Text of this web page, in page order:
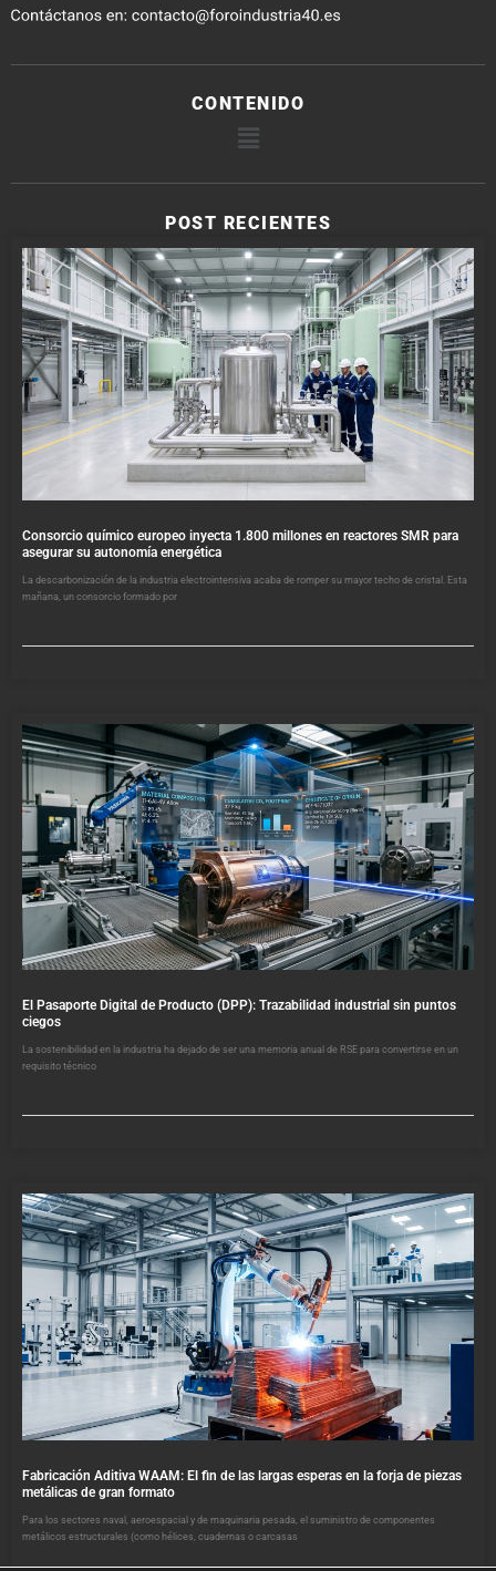
CONTENIDO
POST RECIENTES
Consorcio químico europeo inyecta 1.800 millones en reactores SMR para
asegurar su autonomía energética
La descarbonización de la industria electrointensiva acaba de romper su mayor techo de cristal. Esta
mañana, un consorcio formado por
El Pasaporte Digital de Producto (DPP): Trazabilidad industrial sin puntos
ciegos
La sostenibilidad en la industria ha dejado de ser una memoria anual de RSE para convertirse en un
requisito técnico
Fabricación Aditiva WAAM: El fin de las largas esperas en la forja de piezas
metálicas de gran formato
Para los sectores naval, aeroespacial y de maquinaria pesada, el suministro de componentes
metálicos estructurales (como hélices, cuadernas o carcasas